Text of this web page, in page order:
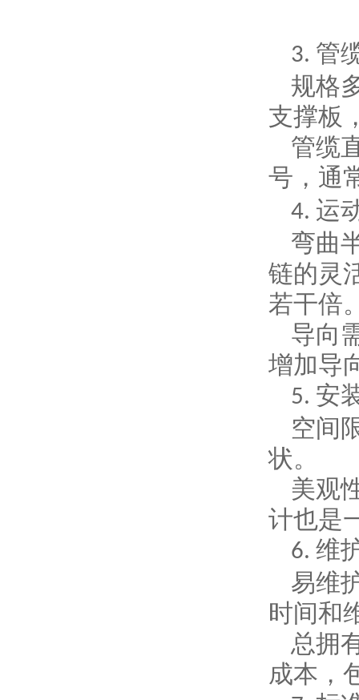
3. 管
规格
支撑板
管缆
号，通
4. 运
弯曲
链的灵
若干倍
导向
增加导
5. 安
空间
状。
美观
计也是
6. 维
易维
时间和
总拥
成本，